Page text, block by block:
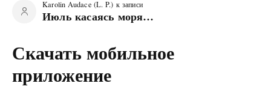
Karolin Audace (L. P.) к записи
Июль касаясь моря…
Скачать мобильное
приложение